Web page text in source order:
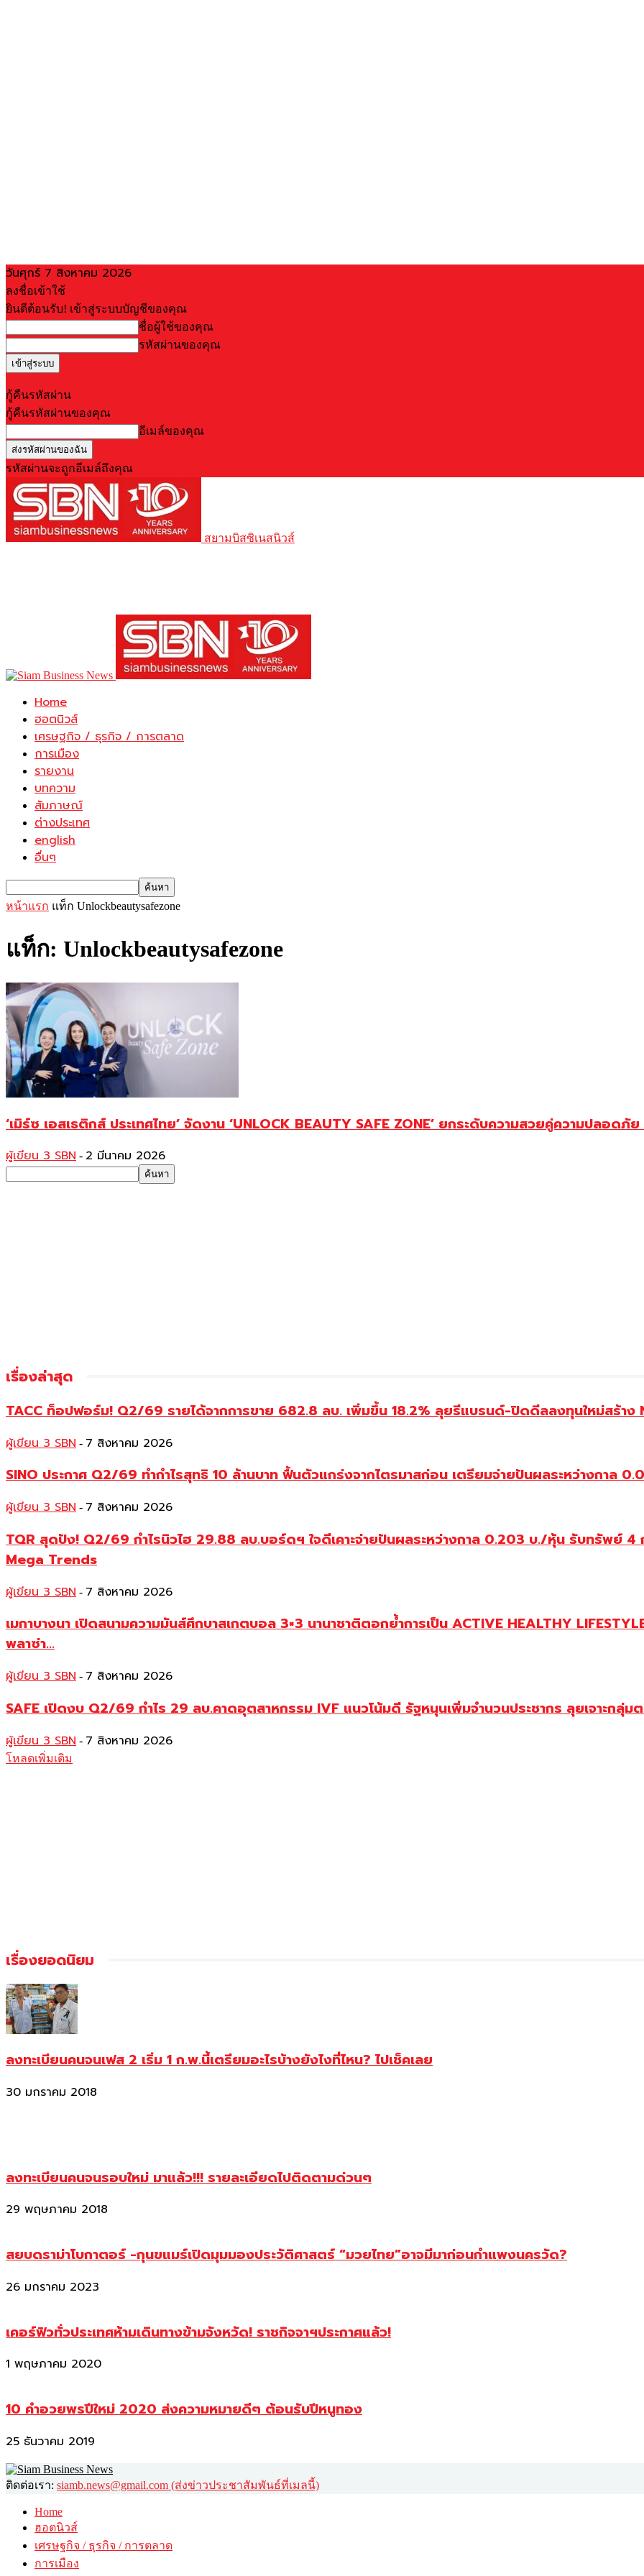
วันศุกร์ 7 สิงหาคม 2026
ลงชื่อเข้าใช้
ยินดีต้อนรับ! เข้าสู่ระบบบัญชีของคุณ
ชื่อผู้ใช้ของคุณ
รหัสผ่านของคุณ
กู้คืนรหัสผ่าน
กู้คืนรหัสผ่านของคุณ
อีเมล์ของคุณ
รหัสผ่านจะถูกอีเมล์ถึงคุณ
สยามบิสซิเนสนิวส์
Home
ฮอตนิวส์
เศรษฐกิจ / ธุรกิจ / การตลาด
การเมือง
รายงาน
บทความ
สัมภาษณ์
ต่างประเทศ
english
อื่นๆ
หน้าแรก แท็ก Unlockbeautysafezone
แท็ก: Unlockbeautysafezone
‘เมิร์ซ เอสเธติกส์ ประเทศไทย’ จัดงาน ‘UNLOCK BEAUTY SAFE ZONE’ ยกระดับความสวยคู่ความปลอด
ผู้เขียน 3 SBN - 2 มีนาคม 2026
เรื่องล่าสุด
TACC ท็อปฟอร์ม! Q2/69 รายได้จากการขาย 682.8 ลบ. เพิ่มขึ้น 18.2% ลุยรีแบรนด์-ปิดดีลลงทุนใหม่สร้า
ผู้เขียน 3 SBN - 7 สิงหาคม 2026
SINO ประกาศ Q2/69 ทำกำไรสุทธิ 10 ล้านบาท ฟื้นตัวแกร่งจากไตรมาสก่อน เตรียมจ่ายปันผลระหว่างกาล
ผู้เขียน 3 SBN - 7 สิงหาคม 2026
TQR สุดปัง! Q2/69 กำไรนิวไฮ 29.88 ลบ.บอร์ดฯ ใจดีเคาะจ่ายปันผลระหว่างกาล 0.203 บ./หุ้น รับทรัพ
Mega Trends
ผู้เขียน 3 SBN - 7 สิงหาคม 2026
เมกาบางนา เปิดสนามความมันส์ศึกบาสเกตบอล 3×3 นานาชาติตอกย้ำการเป็น ACTIVE HEALTHY
พลาซ่า...
ผู้เขียน 3 SBN - 7 สิงหาคม 2026
SAFE เปิดงบ Q2/69 กำไร 29 ลบ.คาดอุตสาหกรรม IVF แนวโน้มดี รัฐหนุนเพิ่มจำนวนประชากร ลุยเจาะกลุ่มต
ผู้เขียน 3 SBN - 7 สิงหาคม 2026
โหลดเพิ่มเติม
เรื่องยอดนิยม
ลงทะเบียนคนจนเฟส 2 เริ่ม 1 ก.พ.นี้เตรียมอะไรบ้างยังไงที่ไหน? ไปเช็คเลย
30 มกราคม 2018
ลงทะเบียนคนจนรอบใหม่ มาแล้ว!!! รายละเอียดไปติดตามด่วนๆ
29 พฤษภาคม 2018
สยบดราม่าโบกาตอร์ -กุนขแมร์เปิดมุมมองประวัติศาสตร์ “มวยไทย”อาจมีมาก่อนกำแพงนครวัด?
26 มกราคม 2023
เคอร์ฟิวทั่วประเทศห้ามเดินทางข้ามจังหวัด! ราชกิจจาฯประกาศแล้ว!
1 พฤษภาคม 2020
10 คำอวยพรปีใหม่ 2020 ส่งความหมายดีๆ ต้อนรับปีหนูทอง
25 ธันวาคม 2019
ติดต่อเรา: siamb.news@gmail.com (ส่งข่าวประชาสัมพันธ์ที่เมลนี้)
Home
ฮอตนิวส์
เศรษฐกิจ / ธุรกิจ / การตลาด
การเมือง